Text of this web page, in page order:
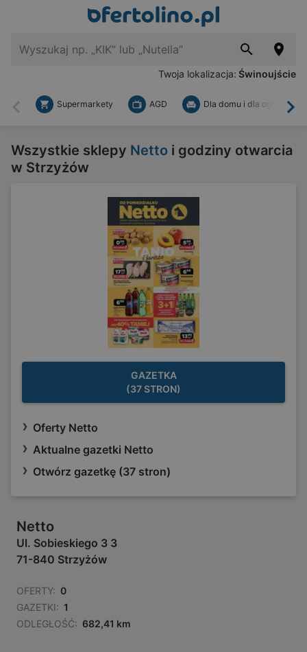
Twoja lokalizacja: Świnoujście
Wstecz
Supermarkety AGD Dla domu i dla ogrodu
Wszystkie sklepy Netto i godziny otwarcia
w Strzyżów
GAZETKA
(37 STRON)
Oferty Netto
Aktualne gazetki Netto
Otwórz gazetkę (37 stron)
Netto
Ul. Sobieskiego 3 3
71-840 Strzyżów
OFERTY: 0
GAZETKI: 1
ODLEGŁOŚĆ: 682,41 km